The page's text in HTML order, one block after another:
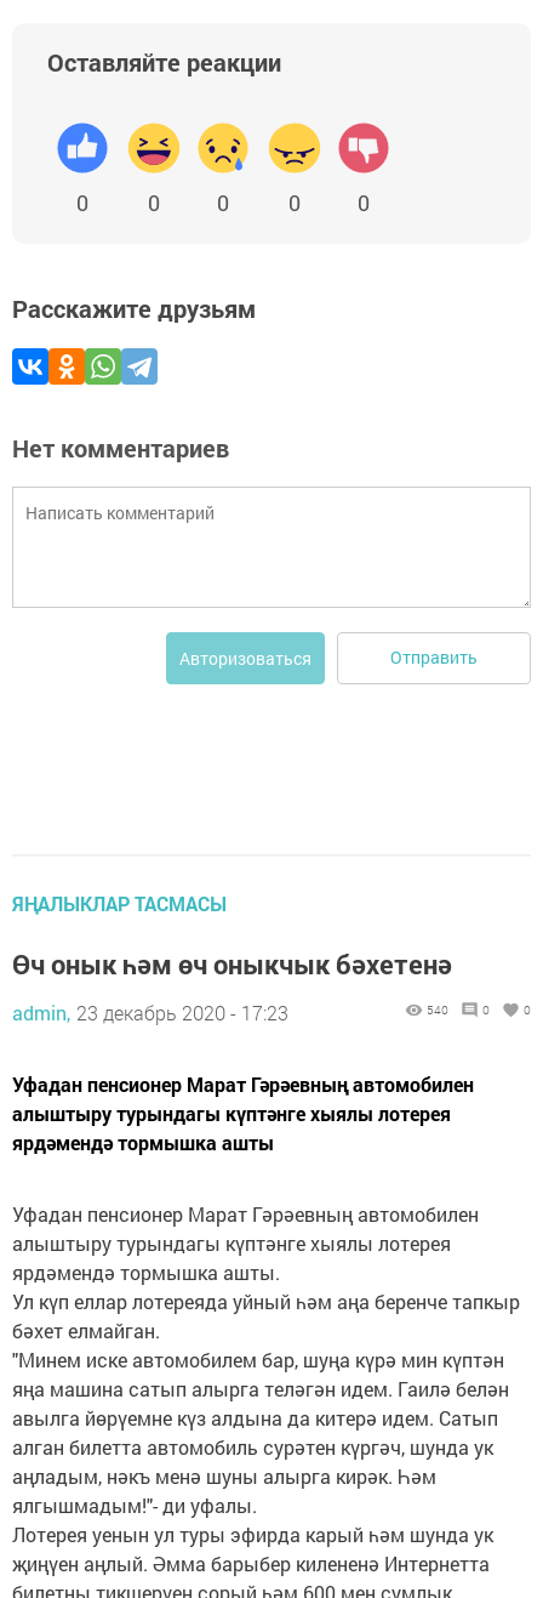
Оставляйте реакции
0 0 0 0 0
Расскажите друзьям
Нет комментариев
Авторизоваться Отправить
ЯҢАЛЫКЛАР ТАСМАСЫ
Өч онык һәм өч оныкчык бәхетенә
admin, 23 декабрь 2020 - 17:23 540 0 0
Уфадан пенсионер Марат Гәрәевның автомобилен
алыштыру турындагы күптәнге хыялы лотерея
ярдәмендә тормышка ашты
Уфадан пенсионер Марат Гәрәевның автомобилен
алыштыру турындагы күптәнге хыялы лотерея
ярдәмендә тормышка ашты.
Ул күп еллар лотереяда уйный һәм аңа беренче тапкыр
бәхет елмайган.
"Минем иске автомобилем бар, шуңа күрә мин күптән
яңа машина сатып алырга теләгән идем. Гаилә белән
авылга йөрүемне күз алдына да китерә идем. Сатып
алган билетта автомобиль сурәтен күргәч, шунда ук
аңладым, нәкъ менә шуны алырга кирәк. Һәм
ялгышмадым!"- ди уфалы.
Лотерея уенын ул туры эфирда карый һәм шунда ук
җиңүен аңлый. Әмма барыбер килененә Интернетта
билетны тикшерүен сорый һәм 600 мең сумлык